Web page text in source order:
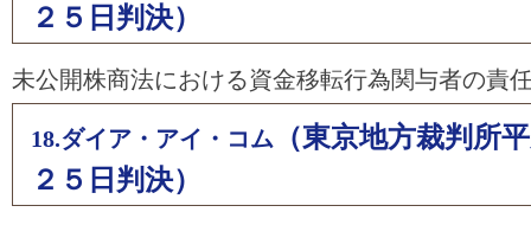
２５日判決）
未公開株商法における資金移転行為関与者の責
18.ダイア・アイ・コム
（東京地方裁判所
２５日判決）